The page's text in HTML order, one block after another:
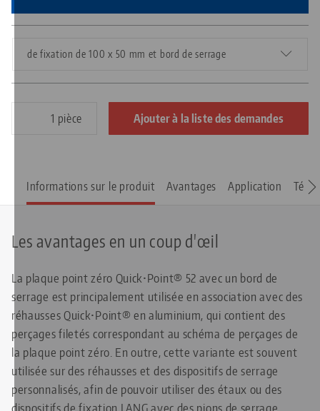
de fixation de 100 x 50 mm et bord de serrage
pièce Ajouter à la liste des demandes
Informations sur le produit Avantages Application
Les avantages en un coup d'œil
La plaque point zéro Quick•Point® 52 avec un bord de
serrage est principalement utilisée en association avec des
réhausses Quick•Point® en aluminium, qui contient des
perçages filetés correspondant au schéma de perçages de
la plaque point zéro. En outre, cette variante est souvent
utilisée sur des réhausses et des dispositifs de serrage
personnalisés, afin de pouvoir utiliser des étaux ou des
dispositifs de fixation LANG avec des pions de serrage